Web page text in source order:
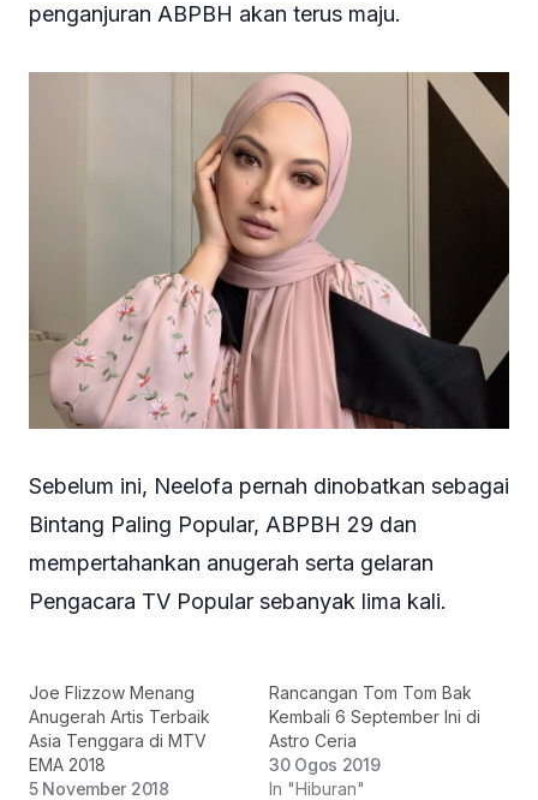
penganjuran ABPBH akan terus maju.
Sebelum ini, Neelofa pernah dinobatkan sebagai
Bintang Paling Popular, ABPBH 29 dan
mempertahankan anugerah serta gelaran
Pengacara TV Popular sebanyak lima kali.
Joe Flizzow Menang
Anugerah Artis Terbaik
Asia Tenggara di MTV
EMA 2018
5 November 2018
Rancangan Tom Tom Bak
Kembali 6 September Ini di
Astro Ceria
30 Ogos 2019
In "Hiburan"